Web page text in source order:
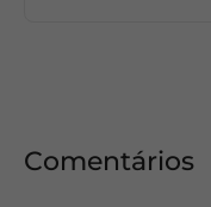
Comentários